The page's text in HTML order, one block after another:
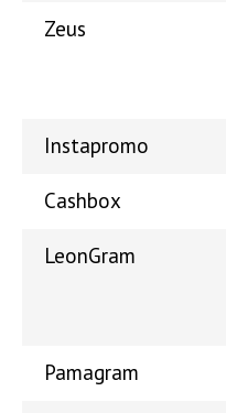
Zeus
Instapromo
Сashbox
LeonGram
Pamagram